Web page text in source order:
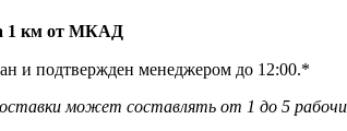
1 км от МКАД
и подтвержден менеджером до 12:00.*
может составлять от 1 до 5